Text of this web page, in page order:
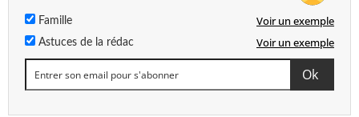
Famille Voir un exemple
Astuces de la rédac Voir un exemple